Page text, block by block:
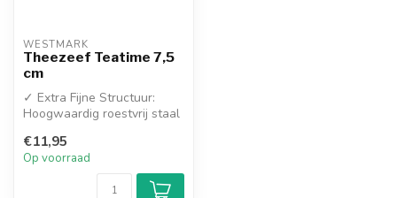
WESTMARK
Theezeef Teatime 7,5
cm
✓ Extra Fijne Structuur:
Hoogwaardig roestvrij staal
...
€11,95
Op voorraad